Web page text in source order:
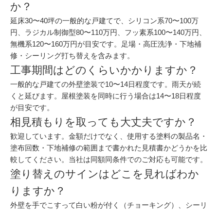
か？
延床30〜40坪の一般的な戸建てで、シリコン系70〜100万
円、ラジカル制御型80〜110万円、フッ素系100〜140万円、
無機系120〜160万円が目安です。足場・高圧洗浄・下地補
修・シーリング打ち替えを含みます。
工事期間はどのくらいかかりますか？
一般的な戸建ての外壁塗装で10〜14日程度です。雨天が続
くと延びます。屋根塗装を同時に行う場合は14〜18日程度
が目安です。
相見積もりを取っても大丈夫ですか？
歓迎しています。金額だけでなく、使用する塗料の製品名・
塗布回数・下地補修の範囲まで書かれた見積書かどうかを比
較してください。当社は同額同条件でのご対応も可能です。
塗り替えのサインはどこを見ればわか
りますか？
外壁を手でこすって白い粉が付く（チョーキング）、シーリ